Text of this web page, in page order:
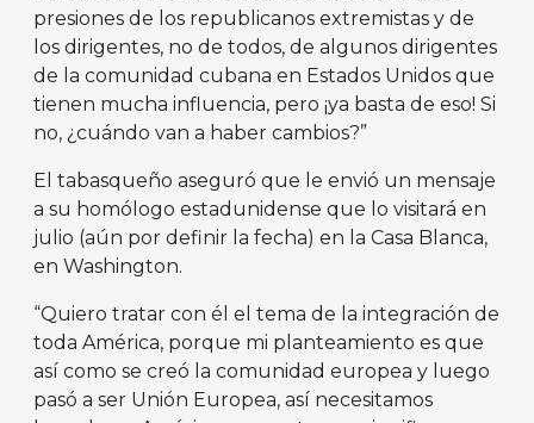
presiones de los republicanos extremistas y de
los dirigentes, no de todos, de algunos dirigentes
de la comunidad cubana en Estados Unidos que
tienen mucha influencia, pero ¡ya basta de eso! Si
no, ¿cuándo van a haber cambios?”
El tabasqueño aseguró que le envió un mensaje
a su homólogo estadunidense que lo visitará en
julio (aún por definir la fecha) en la Casa Blanca,
en Washington.
“Quiero tratar con él el tema de la integración de
toda América, porque mi planteamiento es que
así como se creó la comunidad europea y luego
pasó a ser Unión Europea, así necesitamos